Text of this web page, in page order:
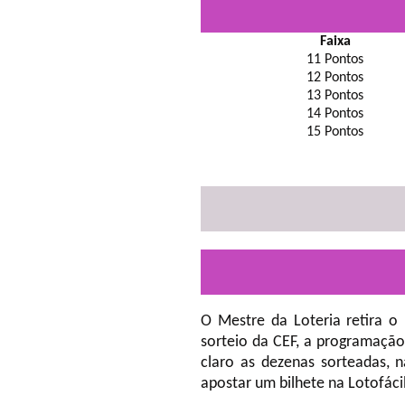
Faixa
11 Pontos
12 Pontos
13 Pontos
14 Pontos
15 Pontos
O Mestre da Loteria retira o
sorteio da CEF, a
claro as dezenas sorteadas,
apostar um bilhete na